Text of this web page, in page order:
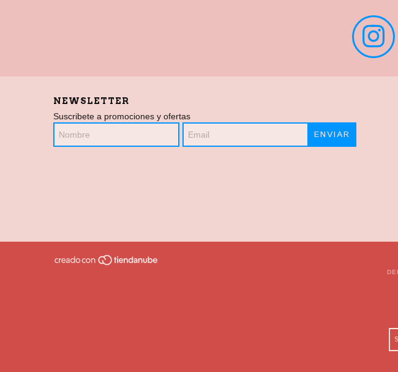
NEWSLETTER
Suscribete a promociones y ofertas